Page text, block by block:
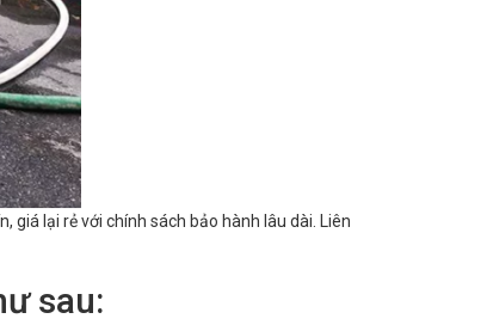
giá lại rẻ với chính sách bảo hành lâu dài. Liên
sau: